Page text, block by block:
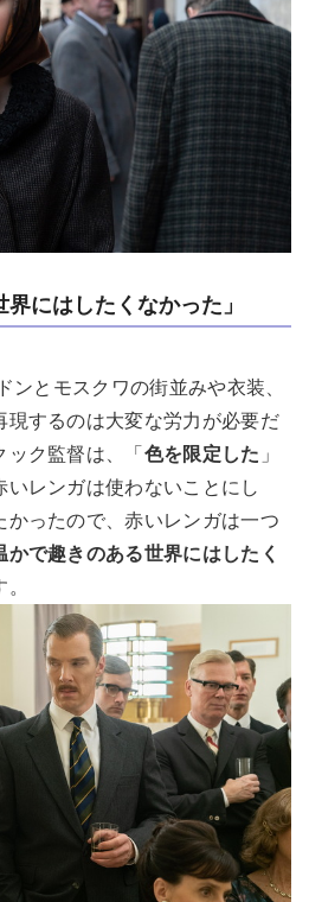
界にはしたくなかった」
ンとモスクワの街並みや衣装、
現するのは大変な労力が必要だ
ク監督は、「 色を限定した 」
いレンガは使わないことにし
かったので、赤いレンガは一つ
かで趣きのある世界にはしたく